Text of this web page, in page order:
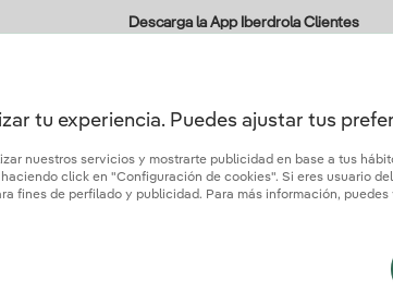
Descarga la App Iberdrola Clientes
de confianza
tu experiencia. Puedes ajustar tus
nuestros servicios y mostrarte publicidad en base a tus
click en "Configuración de cookies". Si eres usuario
fines de perfilado y publicidad. Para más información, puedes